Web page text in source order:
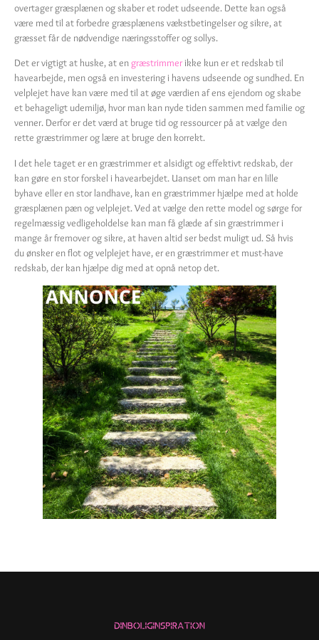
overtager græsplænen og skaber et rodet udseende. Dette kan også
være med til at forbedre græsplænens vækstbetingelser og sikre, at
græsset får de nødvendige næringsstoffer og sollys.
Det er vigtigt at huske, at engræstrimmer ikke kun er et redskab til
havearbejde, men også en investering i havens udseende og sundhed. En
velplejet have kan være med til at øge værdien af ens ejendom og skabe
et behageligt udemiljø, hvor man kan nyde tiden sammen med familie og
venner. Derfor er det værd at bruge tid og ressourcer på at vælge den
rette græstrimmer og lære at bruge den korrekt.
I det hele taget er en græstrimmer et alsidigt og effektivt redskab, der
kan gøre en stor forskel i havearbejdet. Uanset om man har en lille
byhave eller en stor landhave, kan en græstrimmer hjælpe med at holde
græsplænen pæn og velplejet. Ved at vælge den rette model og sørge for
regelmæssig vedligeholdelse kan man få glæde af sin græstrimmer i
mange år fremover og sikre, at haven altid ser bedst muligt ud. Så hvis
du ønsker en flot og velplejet have, er en græstrimmer et must-have
redskab, der kan hjælpe dig med at opnå netop det.